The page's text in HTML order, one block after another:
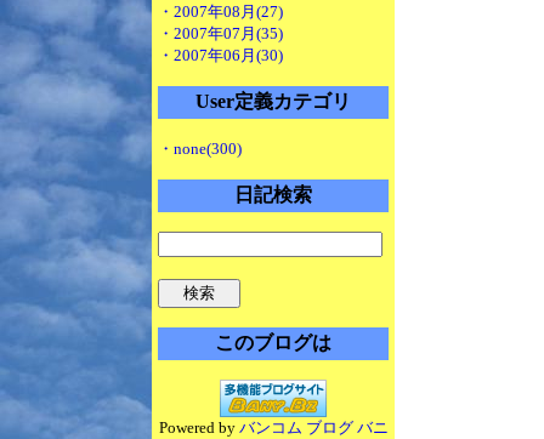
・2007年08月(27)
・2007年07月(35)
・2007年06月(30)
User定義カテゴリ
・none(300)
日記検索
このブログは
Powered by バンコム ブログ バニ